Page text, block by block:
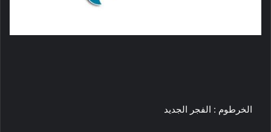
الخرطوم : الفجر الجديد